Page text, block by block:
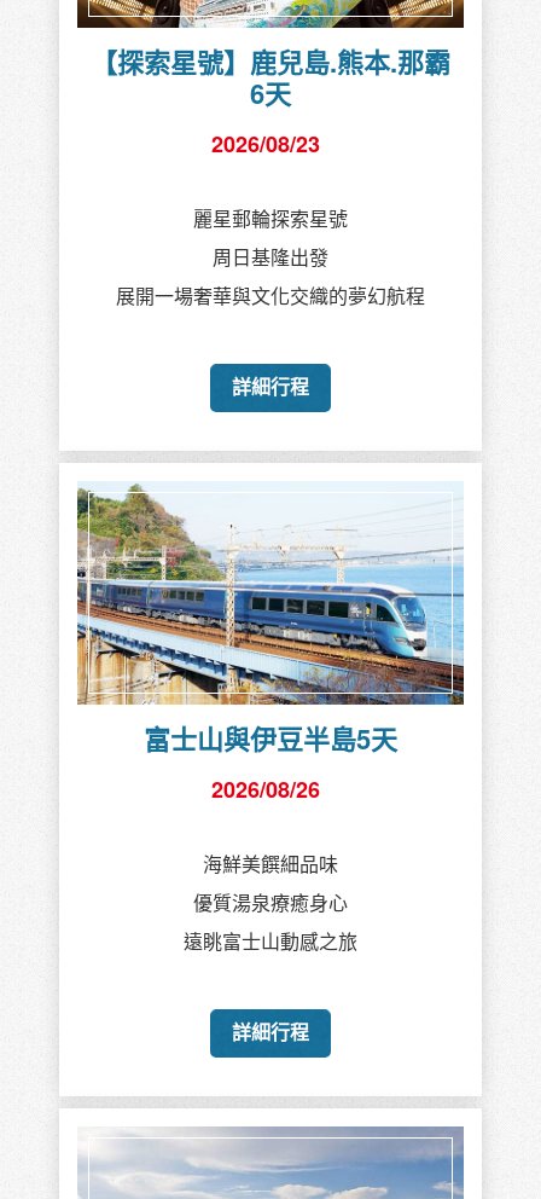
【探索星號】鹿兒島.熊本.那霸
6天
2026/08/23
麗星郵輪探索星號
周日基隆出發
展開一場奢華與文化交織的夢幻航程
詳細行程
富士山與伊豆半島5天
2026/08/26
海鮮美饌細品味
優質湯泉療癒身心
遠眺富士山動感之旅
詳細行程